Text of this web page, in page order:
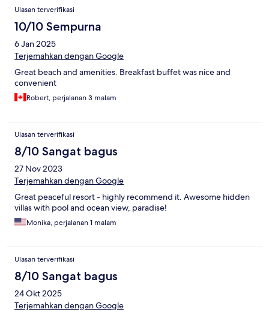
Ulasan terverifikasi
10/10 Sempurna
6 Jan 2025
Terjemahkan dengan Google
Great beach and amenities. Breakfast buffet was nice and
convenient
Robert, perjalanan 3 malam
Ulasan terverifikasi
8/10 Sangat bagus
27 Nov 2023
Terjemahkan dengan Google
Great peaceful resort - highly recommend it. Awesome hidden
villas with pool and ocean view, paradise!
Monika, perjalanan 1 malam
Ulasan terverifikasi
8/10 Sangat bagus
24 Okt 2025
Terjemahkan dengan Google